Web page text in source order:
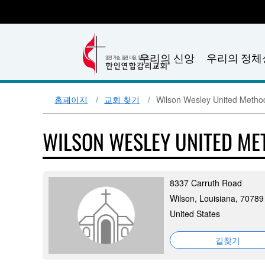
우리의 신앙 우리의 정체
홈페이지 교회 찾기 Wilson Wesley United
WILSON WESLEY UNITED
8337 Carruth Road
Wilson, Louisiana, 70789
United States
길찾기